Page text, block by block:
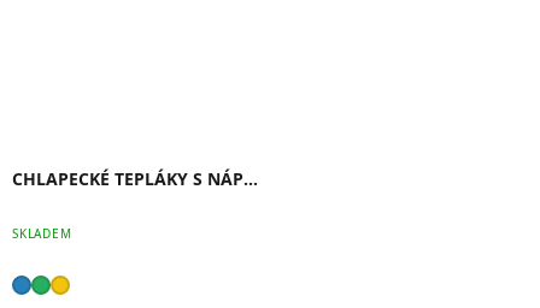
CHLAPECKÉ TEPLÁKY S NÁPISEM "RUN"
SKLADEM